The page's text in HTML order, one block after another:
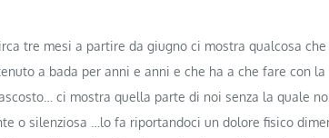
tre mesi a partire da giugno ci mostra qualcosa
a bada per anni e anni e che ha a che fare con
ci mostra quella parte di noi senza la quale
o silenziosa …lo fa riportandoci un dolore fisico